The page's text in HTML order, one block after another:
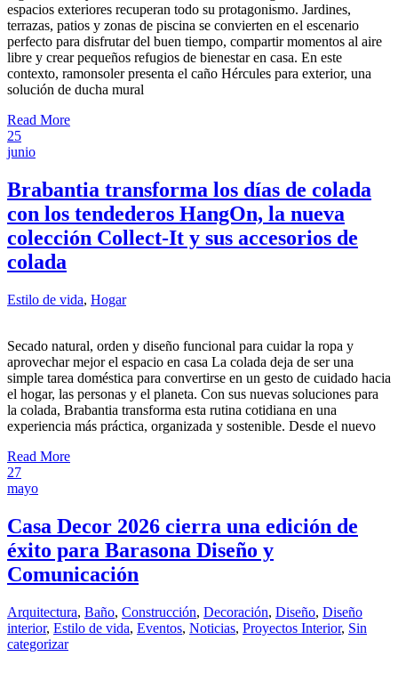
espacios exteriores recuperan todo su protagonismo. Jardines,
terrazas, patios y zonas de piscina se convierten en el escenario
perfecto para disfrutar del buen tiempo, compartir momentos al aire
libre y crear pequeños refugios de bienestar en casa. En este
contexto, ramonsoler presenta el caño Hércules para exterior, una
solución de ducha mural
Read More
25
junio
Brabantia transforma los días de colada
con los tendederos HangOn, la nueva
colección Collect-It y sus accesorios de
colada
Estilo de vida, Hogar
Secado natural, orden y diseño funcional para cuidar la ropa y
aprovechar mejor el espacio en casa La colada deja de ser una
simple tarea doméstica para convertirse en un gesto de cuidado hacia
el hogar, las personas y el planeta. Con sus nuevas soluciones para
la colada, Brabantia transforma esta rutina cotidiana en una
experiencia más práctica, organizada y sostenible. Desde el nuevo
Read More
27
mayo
Casa Decor 2026 cierra una edición de
éxito para Barasona Diseño y
Comunicación
Arquitectura, Baño, Construcción, Decoración, Diseño, Diseño
interior, Estilo de vida, Eventos, Noticias, Proyectos Interior, Sin
categorizar